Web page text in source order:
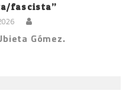
fascista”
Gómez.